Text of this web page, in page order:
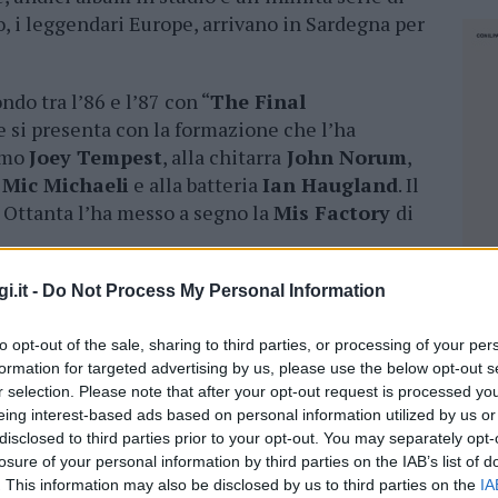
- Do Not Process My Personal Information
opt-out of the sale, sharing to third parties, or processing of your
for targeted advertising by us, please use the below opt-out
selection. Please note that after your opt-out request is processed
interest-based ads based on personal information utilized by us
to third parties prior to your opt-out. You may separately
of your personal information by third parties on the IAB’s list of
This information may also be disclosed by us to third parties on the
leggendari Europe, arrivano in Sardegna per
tra l’86 e l’87 con “The Final
si presenta con la formazione che l’ha
Joey Tempest, alla chitarra John Norum,
Mic Michaeli e alla batteria Ian Haugland. Il
l’ha messo a segno laMis Factory di
disponibili da mezzogiorno di